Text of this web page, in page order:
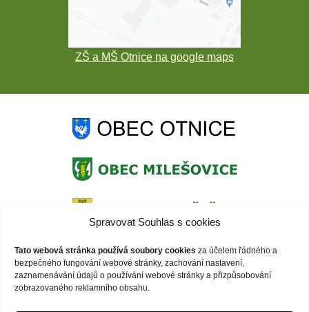
Spravovat Souhlas s cookies
Tato webová stránka používá soubory cookies za účelem řádného a
bezpečného fungování webové stránky, zachování nastavení,
zaznamenávání údajů o používání webové stránky a přizpůsobování
zobrazovaného reklamního obsahu.
ZŠ a MŠ Otnice na google maps